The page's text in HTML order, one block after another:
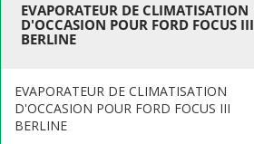
EVAPORATEUR DE CLIMATISATION
D'OCCASION POUR FORD FOCUS III
BERLINE
EVAPORATEUR DE CLIMATISATION
D'OCCASION POUR FORD FOCUS III
BERLINE